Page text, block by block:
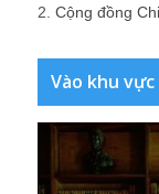
2. Cộng đồng
Vào khu